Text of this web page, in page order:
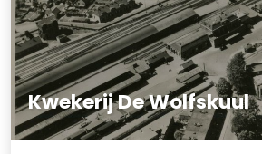
Kwekerij De Wolfskuul